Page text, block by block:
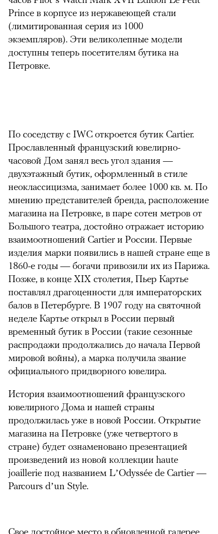
Prince в корпусе из нержавеющей стали
(лимитированная серия из 1000
экземпляров). Эти великолепные модели
доступны теперь посетителям бутика на
Петровке.
По соседству с IWC откроется бутик Cartier.
Прославленный французский ювелирно-
часовой Дом занял весь угол здания —
двухэтажный бутик, оформленный в стиле
неоклассицизма, занимает более 1000 кв. м. По
мнению представителей бренда, расположение
магазина на Петровке, в паре сотен метров от
Большого театра, достойно отражает историю
взаимоотношений Cartier и России. Первые
изделия марки появились в нашей стране еще в
1860-е годы — богачи привозили их из Парижа.
Позже, в конце XIX столетия, Пьер Картье
поставлял драгоценности для императорских
балов в Петербурге. В 1907 году на святочной
неделе Картье открыл в России первый
временный бутик в России (такие сезонные
распродажи продолжались до начала Первой
мировой войны), а марка получила звание
официального придворного ювелира.
История взаимоотношений французского
ювелирного Дома и нашей страны
продолжилась уже в новой России. Открытие
магазина на Петровке (уже четвертого в
стране) будет ознаменовано презентацией
произведений из новой коллекции haute
joaillerie под названием L’Odyssée de Cartier —
Parcours d’un Style.
Свое достойное место в обновленной галерее